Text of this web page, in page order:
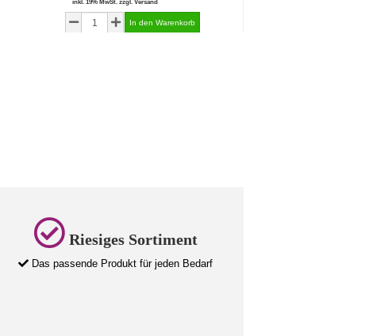
inkl. 19% MwSt. zzgl. Versand
Riesiges Sortiment
Das passende Produkt für jeden Bedarf